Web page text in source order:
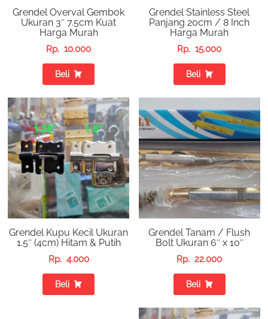
Grendel Overval Gembok
Ukuran 3″ 7.5cm Kuat
Harga Murah
Rp. 10.000
Beli
Grendel Stainless Steel
Panjang 20cm / 8 Inch
Harga Murah
Rp. 15.000
Beli
Grendel Kupu Kecil Ukuran
1.5″ (4cm) Hitam & Putih
Rp. 4.000
Beli
Grendel Tanam / Flush
Bolt Ukuran 6″ x 10″
Rp. 22.000
Beli